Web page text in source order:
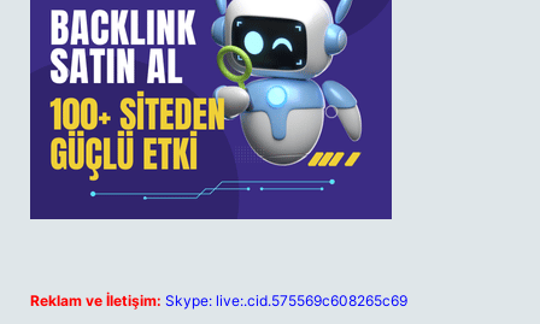
Reklam ve İletişim: Skype: live:.cid.575569c608265c69